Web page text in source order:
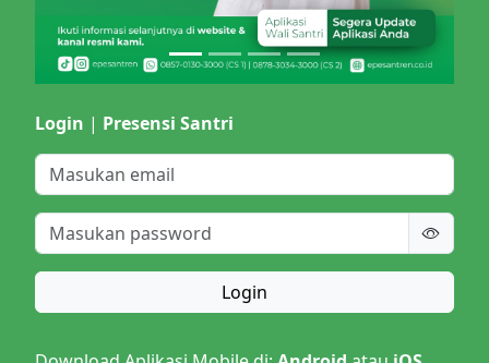
Login | Presensi Santri
Login